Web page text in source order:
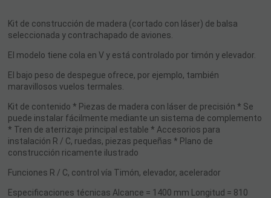
Kit de construcción de madera (cortado con láser) de balsa
seleccionada y contrachapado de aviones.
El modelo tiene cola en V y está controlado por timón y elevador.
El bajo peso de despegue ofrece, por ejemplo, también
maravillosos vuelos termales.
Kit de contenido * Piezas de madera con láser de precisión * Se
puede instalar fácilmente mediante un sistema de complemento
* Tren de aterrizaje principal estable * Accesorios para
instalación R / C, ruedas, piezas pequeñas * Plano de
construcción ricamente ilustrado
Funciones R / C, control vía Timón, elevador, acelerador
Especificaciones técnicas Alcance = 1400 mm Longitud = 810